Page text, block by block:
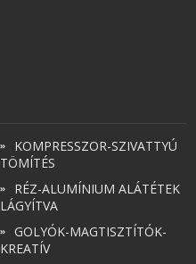
KOMPRESSZOR-SZIVATTYÚ
TÖMÍTÉS
RÉZ-ALUMÍNIUM ALÁTÉTEK
LÁGYÍTVA
GOLYÓK-MAGTISZTÍTÓK-
KREATÍV